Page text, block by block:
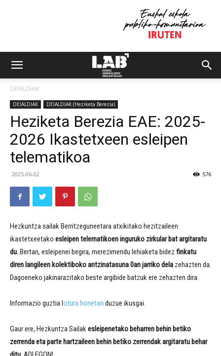
DEIALDIAK
DEIALDIAK DEIALDIAK (Heziketa Berezia)
Heziketa Berezia EAE: 2025-
2026 Ikastetxeen esleipen
telematikoa
2025-06-02 576
Hezkuntza sailak Berritzeguneetara atxikitako hezitzaileen
ikastetxeetako esleipen telematikoen inguruko zirkular bat argitaratu
du.Bertan, esleipenei begira, merezimendu lehiaketa bidez finkatu
diren langileen kolektiboko antzinatasuna 0an jarriko dela zehazten da.
Dagoeneko jakinarazitako beste argibide batzuk ere zehazten dira.
Informazio guztia lotura honetan duzue ikusgai.
Gaur ere, Hezkuntza Sailakesleipenetako beharren behin betiko
zerrenda eta parte hartzaileen behin betiko zerrendak argitaratu behar